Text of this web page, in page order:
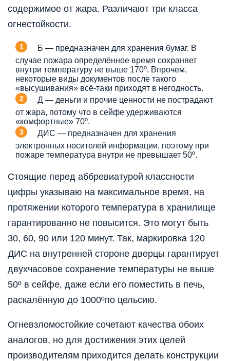
содержимое от жара. Различают три класса
огнестойкости.
Б — предназначен для хранения бумаг. В
случае пожара определённое время сохраняет
внутри температуру не выше 170º. Впрочем,
некоторые виды документов после такого
«высушивания» всё-таки приходят в негодность.
Д — деньги и прочие ценности не пострадают
от жара, потому что в сейфе удерживаются
«комфортные» 70º.
ДИС — предназначен для хранения
электронных носителей информации, поэтому при
пожаре температура внутри не превышает 50º.
Стоящие перед аббревиатурой классности
цифры указываю на максимальное время, на
протяжении которого температура в хранилище
гарантированно не повысится. Это могут быть
30, 60, 90 или 120 минут. Так, маркировка 120
ДИС на внутренней стороне дверцы гарантирует
двухчасовое сохранение температуры не выше
50º в сейфе, даже если его поместить в печь,
раскалённую до 1000ºпо цельсию.
Огневзломостойкие сочетают качества обоих
аналогов, но для достижения этих целей
производителям приходится делать конструкции